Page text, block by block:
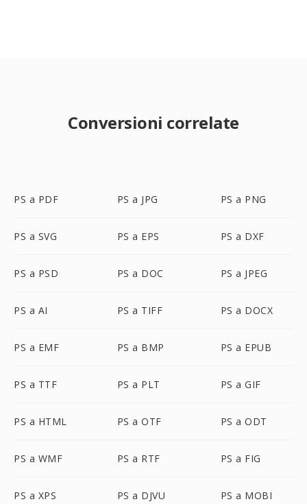
Conversioni correlate
PS a PDF PS a JPG PS a PNG
PS a SVG PS a EPS PS a DXF
PS a PSD PS a DOC PS a JPEG
PS a AI PS a TIFF PS a DOCX
PS a EMF PS a BMP PS a EPUB
PS a TTF PS a PLT PS a GIF
PS a HTML PS a OTF PS a ODT
PS a WMF PS a RTF PS a FIG
PS a XPS PS a DJVU PS a MOBI